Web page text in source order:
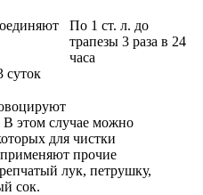
суток
По 1 ст. л. до
трапезы 3 раза в 24
часа
этом случае можно
для чистки
прочие
лук, петрушку,
сок.